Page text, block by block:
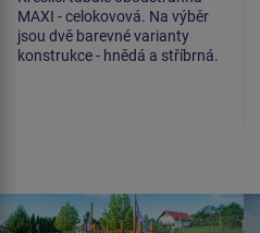
MAXI - celokovová. Na výběr
jsou dvě barevné varianty
konstrukce - hnědá a stříbrná.